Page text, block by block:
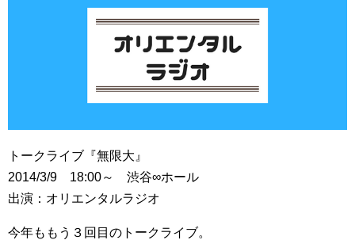
トークライブ『無限大』
2014/3/9 18:00～ 渋谷∞ホール
出演：オリエンタルラジオ
今年ももう３回目のトークライブ。